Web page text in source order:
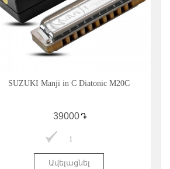
SUZUKI Manji in C Diatonic M20C
֏
1